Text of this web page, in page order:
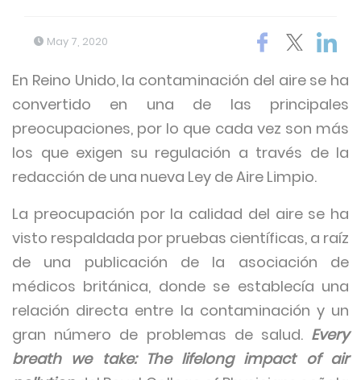
May 7, 2020
En Reino Unido, la contaminación del aire se ha
convertido en una de las principales
preocupaciones, por lo que cada vez son más
los que exigen su regulación a través de la
redacción de una nueva Ley de Aire Limpio.
La preocupación por la calidad del aire se ha
visto respaldada por pruebas científicas, a raíz
de una publicación de la asociación de
médicos británica, donde se establecía una
relación directa entre la contaminación y un
gran número de problemas de salud. Every
breath we take: The lifelong impact of air